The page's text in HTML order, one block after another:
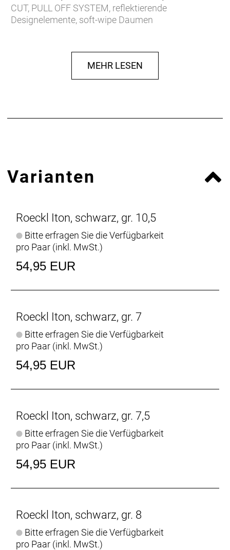
CUT, PULL OFF SYSTEM, reflektierende
Designelemente, soft-wipe Daumen
MEHR LESEN
Varianten
Roeckl Iton, schwarz, gr. 10,5
Bitte erfragen Sie die Verfügbarkeit
pro Paar (inkl. MwSt.)
54,95 EUR
Roeckl Iton, schwarz, gr. 7
Bitte erfragen Sie die Verfügbarkeit
pro Paar (inkl. MwSt.)
54,95 EUR
Roeckl Iton, schwarz, gr. 7,5
Bitte erfragen Sie die Verfügbarkeit
pro Paar (inkl. MwSt.)
54,95 EUR
Roeckl Iton, schwarz, gr. 8
Bitte erfragen Sie die Verfügbarkeit
pro Paar (inkl. MwSt.)